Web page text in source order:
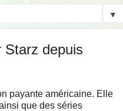
▼
Starz depuis
payante américaine. Elle
que des séries